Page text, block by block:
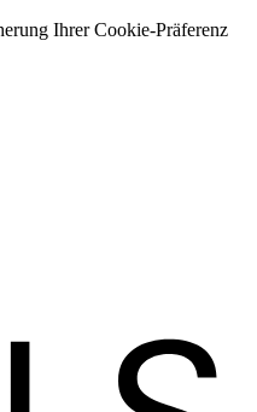
Ihrer Cookie-Präferenz